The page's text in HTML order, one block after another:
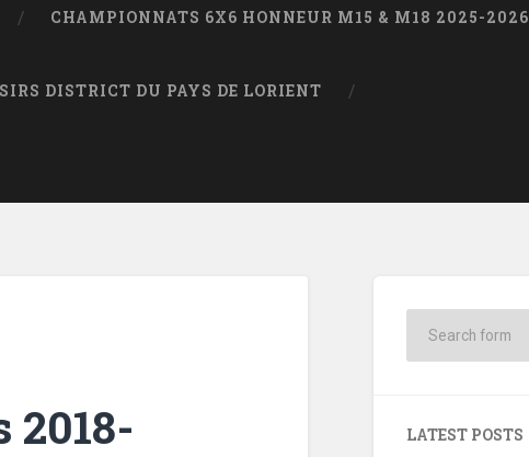
CHAMPIONNATS 6X6 HONNEUR M15 & M18 2025-2026
DISTRICT DU PAYS DE LORIENT
LATEST POSTS